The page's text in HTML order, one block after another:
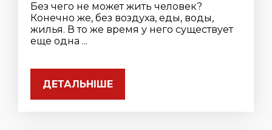
Без чего не может жить человек?
Конечно же, без воздуха, еды, воды,
жилья. В то же время у него существует
еще одна ...
ДЕТАЛЬНІШЕ